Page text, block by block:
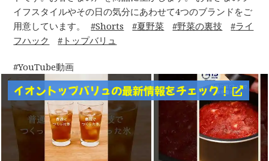
イフスタイルやその日の気分にあわせて4つのブランドをご
用意しています。
Shorts 夏野菜 野菜の裏技
ライ
フハック
トップバリュ
YouTube動画
イオントップバリュの最新情報をチェック！